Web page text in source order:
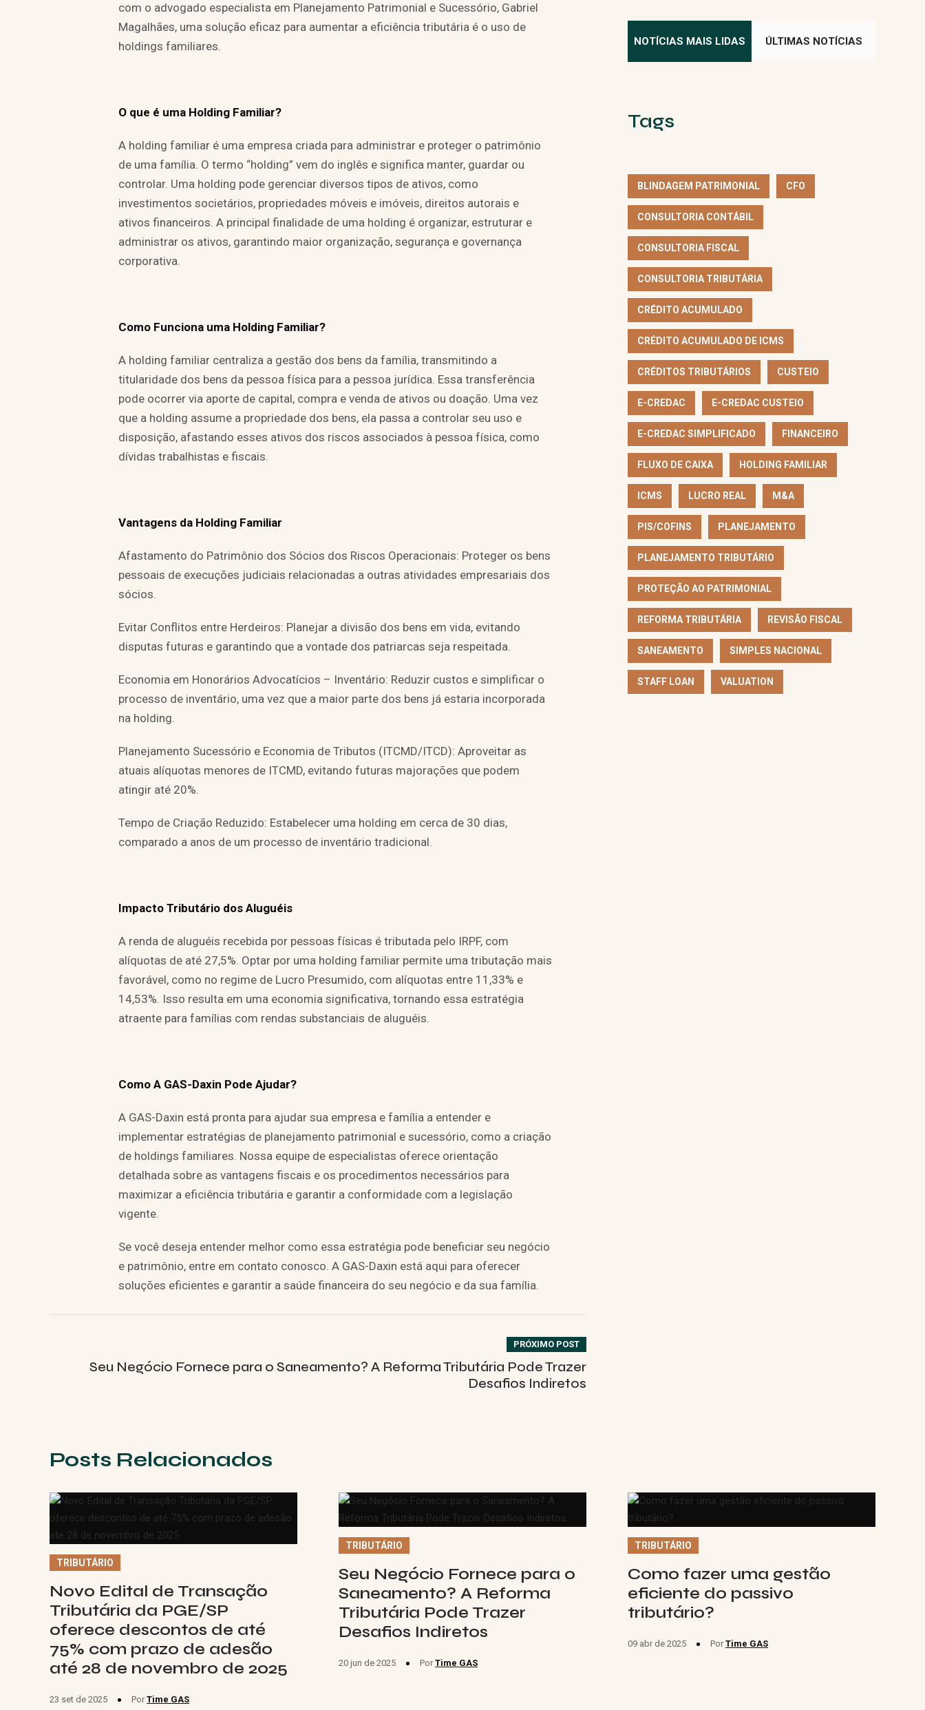
com o advogado especialista em Planejamento Patrimonial e Sucessório, Gabriel
Magalhães, uma solução eficaz para aumentar a eficiência tributária é o uso de
holdings familiares.
O que é uma Holding Familiar?
A holding familiar é uma empresa criada para administrar e proteger o patrimônio
de uma família. O termo “holding” vem do inglês e significa manter, guardar ou
controlar. Uma holding pode gerenciar diversos tipos de ativos, como
investimentos societários, propriedades móveis e imóveis, direitos autorais e
ativos financeiros. A principal finalidade de uma holding é organizar, estruturar e
administrar os ativos, garantindo maior organização, segurança e governança
corporativa.
Como Funciona uma Holding Familiar?
A holding familiar centraliza a gestão dos bens da família, transmitindo a
titularidade dos bens da pessoa física para a pessoa jurídica. Essa transferência
pode ocorrer via aporte de capital, compra e venda de ativos ou doação. Uma vez
que a holding assume a propriedade dos bens, ela passa a controlar seu uso e
disposição, afastando esses ativos dos riscos associados à pessoa física, como
dívidas trabalhistas e fiscais.
Vantagens da Holding Familiar
Afastamento do Patrimônio dos Sócios dos Riscos Operacionais: Proteger os bens
pessoais de execuções judiciais relacionadas a outras atividades empresariais dos
sócios.
Evitar Conflitos entre Herdeiros: Planejar a divisão dos bens em vida, evitando
disputas futuras e garantindo que a vontade dos patriarcas seja respeitada.
Economia em Honorários Advocatícios – Inventário: Reduzir custos e simplificar o
processo de inventário, uma vez que a maior parte dos bens já estaria incorporada
na holding.
Planejamento Sucessório e Economia de Tributos (ITCMD/ITCD): Aproveitar as
atuais alíquotas menores de ITCMD, evitando futuras majorações que podem
atingir até 20%.
Tempo de Criação Reduzido: Estabelecer uma holding em cerca de 30 dias,
comparado a anos de um processo de inventário tradicional.
Impacto Tributário dos Aluguéis
A renda de aluguéis recebida por pessoas físicas é tributada pelo IRPF, com
alíquotas de até 27,5%. Optar por uma holding familiar permite uma tributação mais
favorável, como no regime de Lucro Presumido, com alíquotas entre 11,33% e
14,53%. Isso resulta em uma economia significativa, tornando essa estratégia
atraente para famílias com rendas substanciais de aluguéis.
Como A GAS-Daxin Pode Ajudar?
A GAS-Daxin está pronta para ajudar sua empresa e família a entender e
implementar estratégias de planejamento patrimonial e sucessório, como a criação
de holdings familiares. Nossa equipe de especialistas oferece orientação
detalhada sobre as vantagens fiscais e os procedimentos necessários para
maximizar a eficiência tributária e garantir a conformidade com a legislação
vigente.
Se você deseja entender melhor como essa estratégia pode beneficiar seu negócio
e patrimônio, entre em contato conosco. A GAS-Daxin está aqui para oferecer
soluções eficientes e garantir a saúde financeira do seu negócio e da sua família.
PRÓXIMO POST
Seu Negócio Fornece para o Saneamento? A Reforma Tributária Pode Trazer
Desafios Indiretos
NOTÍCIAS MAIS LIDAS ÚLTIMAS NOTÍCIAS
Tags
BLINDAGEM PATRIMONIAL CFO
CONSULTORIA CONTÁBIL
CONSULTORIA FISCAL
CONSULTORIA TRIBUTÁRIA
CRÉDITO ACUMULADO
CRÉDITO ACUMULADO DE ICMS
CRÉDITOS TRIBUTÁRIOS CUSTEIO
E-CREDAC E-CREDAC CUSTEIO
E-CREDAC SIMPLIFICADO FINANCEIRO
FLUXO DE CAIXA HOLDING FAMILIAR
ICMS LUCRO REAL M&A
PIS/COFINS PLANEJAMENTO
PLANEJAMENTO TRIBUTÁRIO
PROTEÇÃO AO PATRIMONIAL
REFORMA TRIBUTÁRIA REVISÃO FISCAL
SANEAMENTO SIMPLES NACIONAL
STAFF LOAN VALUATION
Posts Relacionados
TRIBUTÁRIO
Novo Edital de Transação
Tributária da PGE/SP
oferece descontos de até
75% com prazo de adesão
até 28 de novembro de 2025
23 set de 2025 Por Time GAS
TRIBUTÁRIO
Seu Negócio Fornece para o
Saneamento? A Reforma
Tributária Pode Trazer
Desafios Indiretos
20 jun de 2025 Por Time GAS
TRIBUTÁRIO
Como fazer uma gestão
eficiente do passivo
tributário?
09 abr de 2025 Por Time GAS